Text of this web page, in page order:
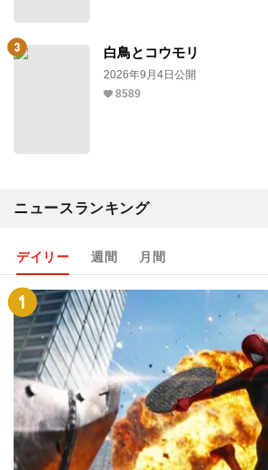
白鳥とコウモリ
2026年9月4日公開
8589
ニュースランキング
デイリー 週間 月間